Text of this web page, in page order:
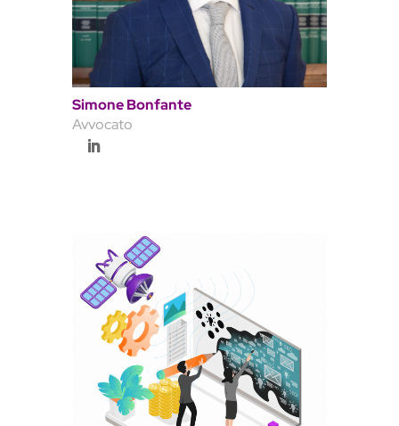
Simone Bonfante
Avvocato